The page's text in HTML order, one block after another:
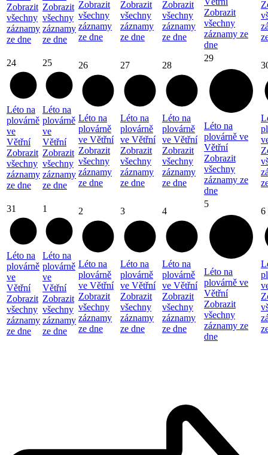
Zobrazit
všechny
záznamy
ze dne
Zobrazit
všechny
záznamy
ze dne
Zobrazit
všechny
záznamy
ze dne
Zobrazit
všechny
záznamy
ze dne
Zobrazit
všechny
záznamy
ze dne
Zobrazit
všechny
záznamy ze
dne
24
Léto na
plovárně
ve
Větřní
Zobrazit
všechny
záznamy
ze dne
25
Léto na
plovárně
ve
Větřní
Zobrazit
všechny
záznamy
ze dne
26
Léto na
plovárně
ve Větřní
Zobrazit
všechny
záznamy
ze dne
27
Léto na
plovárně
ve Větřní
Zobrazit
všechny
záznamy
ze dne
28
Léto na
plovárně
ve Větřní
Zobrazit
všechny
záznamy
ze dne
29
Léto na
plovárně ve
Větřní
Zobrazit
všechny
záznamy ze
dne
31
Léto na
plovárně
ve
Větřní
Zobrazit
všechny
záznamy
ze dne
1
Léto na
plovárně
ve
Větřní
Zobrazit
všechny
záznamy
ze dne
2
Léto na
plovárně
ve Větřní
Zobrazit
všechny
záznamy
ze dne
3
Léto na
plovárně
ve Větřní
Zobrazit
všechny
záznamy
ze dne
4
Léto na
plovárně
ve Větřní
Zobrazit
všechny
záznamy
ze dne
5
Léto na
plovárně ve
Větřní
Zobrazit
všechny
záznamy ze
dne
6